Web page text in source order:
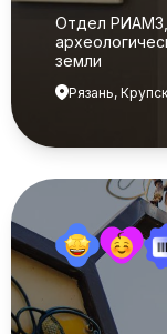
Отдел
земли
Рязань,